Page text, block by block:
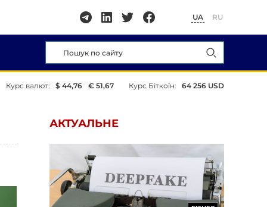
UA RU
Курс валют: $ 44,76 € 51,67 Курс Біткоїн: 64 256 USD
АКТУАЛЬНЕ